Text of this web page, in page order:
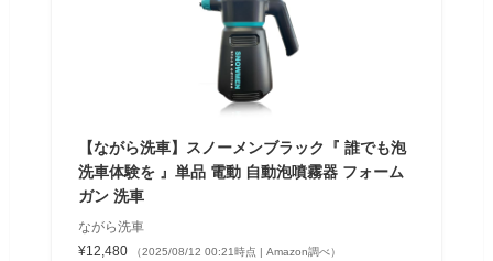
【ながら洗車】スノーメンブラック『 誰でも泡
洗車体験を 』単品 電動 自動泡噴霧器 フォーム
ガン 洗車
ながら洗車
¥12,480
（2025/08/12 00:21時点 | Amazon調べ）